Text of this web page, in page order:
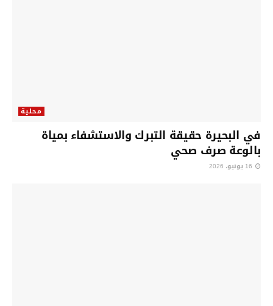
محلية
في البحيرة حقيقة التبرك والاستشفاء بمياة
بالوعة صرف صحي